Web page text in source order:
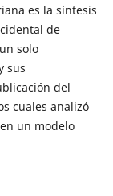
es la síntesis
de
solo
sus
del
cuales analizó
un modelo